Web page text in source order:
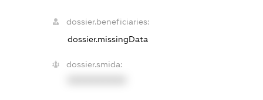
dossier.beneficiaries:
dossier.missingData
dossier.smida: